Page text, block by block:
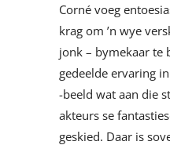
Corné voeg
krag om ’n wye
jonk – bymekaar te
gedeelde ervaring
-beeld wat aan die
akteurs se
geskied. Daar is